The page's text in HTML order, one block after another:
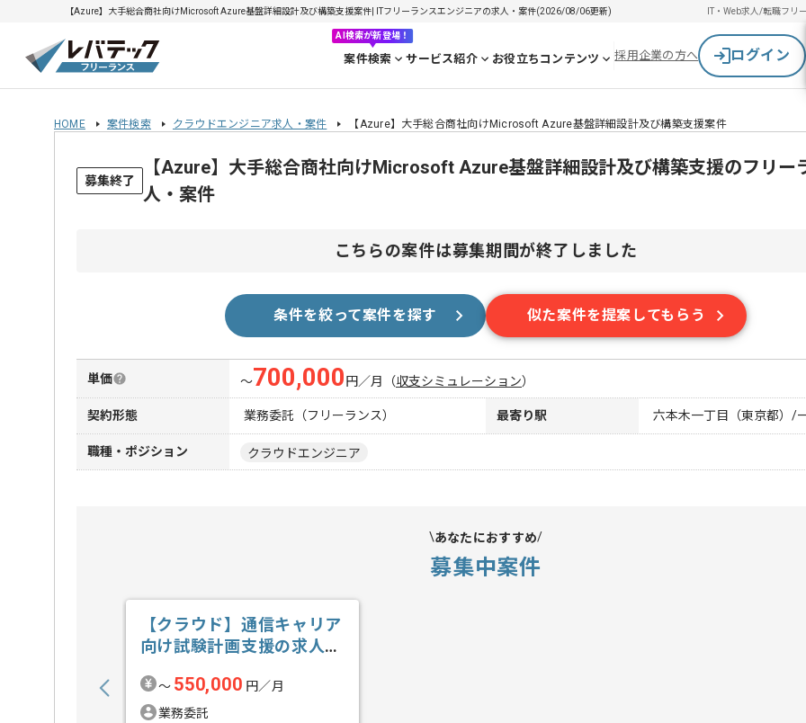
【Azure】大手総合商社向けMicrosoft Azure基盤詳細設計及び構築支援案件| ITフリーランスエンジニアの求人・案件(2026/08/06更新) IT・Web求人/転職フリ
AI検索が新登場！
案件検索 サービス紹介 お役立ちコンテンツ 採用企業の方へ ログイン
HOME 案件検索 クラウドエンジニア求人・案件 【Azure】大手総合商社向けMicrosoft Azure基盤詳細設計及び構築支援案件
募集終了
【Azure】大手総合商社向けMicrosoft Azure基盤詳細設計及び構築支援のフリー
人・案件
こちらの案件は募集期間が終了しました
条件を絞って案件を探す 似た案件を提案してもらう
単価 〜700,000 円／月 （収支シミュレーション）
契約形態 業務委託（フリーランス） 最寄り駅 六本木一丁目（東京都）/
職種・ポジション クラウドエンジニア
あなたにおすすめ
募集中案件
【クラウド】通信キャリア
向け試験計画支援の求人・
〜 550,000 円／月
業務委託